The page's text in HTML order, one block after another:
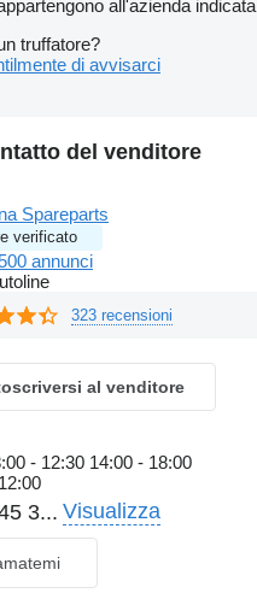
all'azienda
truffatore?
di avvisarci
del venditore
Spareparts
verificato
annunci
323 recensioni
al venditore
- 12:30 14:00 - 18:00
3... Visualizza